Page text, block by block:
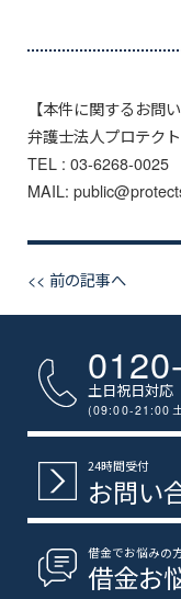
【本件に関するお問
弁護士法人プロテク
TEL : 03-6268-0025
MAIL:
<< 前の記事へ
土日祝日対応
(09:00-21:00
24時間受付
お問い
借金でお悩みの
借金お